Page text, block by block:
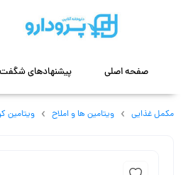
صفحه اصلی پیشنهادهای شگفت
مکمل غذایی ویتامین ها و املاح ویتامین